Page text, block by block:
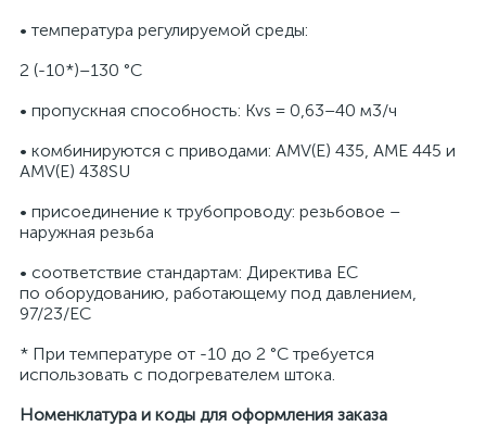
• температура регулируемой среды:
2 (-10*)–130 °С
• пропускная способность: Kvs = 0,63–40 м3/ч
• комбинируются с приводами: AMV(E) 435, AME 445 и
AMV(E) 438SU
• присоединение к трубопроводу: резьбовое –
наружная резьба
• cоответствие стандартам: Директива ЕС
по оборудованию, работающему под давлением,
97/23/EC
* При температуре от -10 до 2 °С требуется
использовать с подогревателем штока.
Номенклатура и коды для оформления заказа